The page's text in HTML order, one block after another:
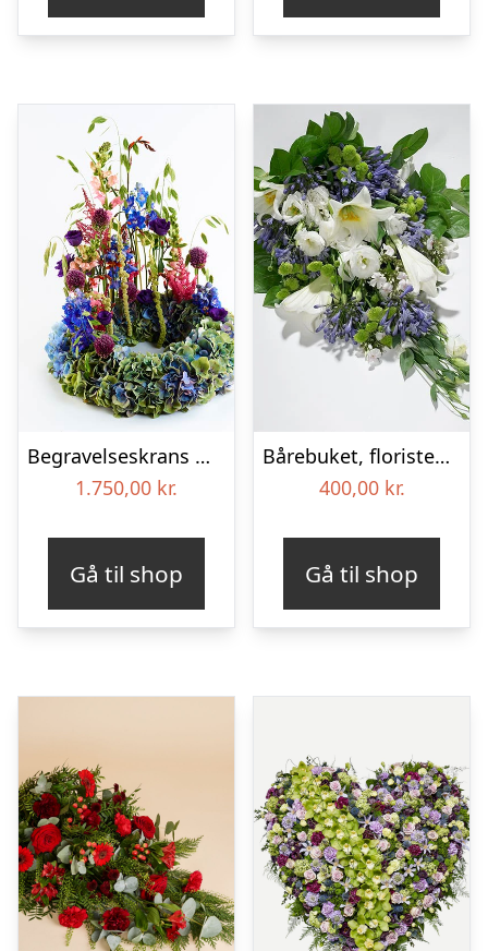
Begravelseskrans med hortensia og farverige detaljer – Blomster til begravelse
1.750,00 kr.
Gå til shop
Bårebuket, floristens valg – Blomster til begravelse
400,00 kr.
Gå til shop